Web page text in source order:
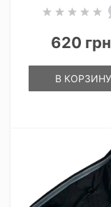
620
В КОРЗИНУ